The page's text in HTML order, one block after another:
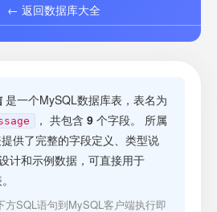
← 返回数据库大全
是一个MySQL数据库表，表名为
， 共包含 9 个字段。 所属
供了完整的字段定义、类型说
计和示例数据，可直接用于
方SQL语句到MySQL客户端执行即